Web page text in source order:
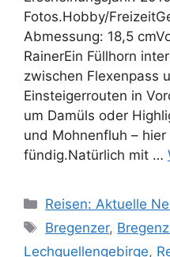
Fotos.Hobby/
Abmessung: 18,5
RainerEin Füllhorn
zwischen Flexenpass
Einsteigerrouten in
um Damüls oder
und Mohnenfluh –
fündig.Natürlich mit …
Kategorien
Reisen: Aktuelle
Schlagwörter
Bregenzer,
Lechquellengebirge,